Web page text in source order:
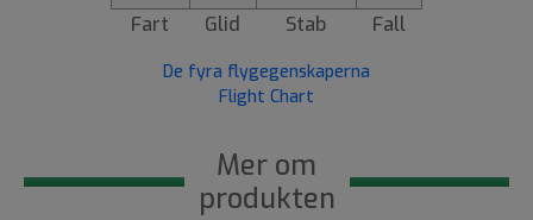
Fart Glid Stab Fall
De fyra flygegenskaperna
Flight Chart
Mer om
produkten